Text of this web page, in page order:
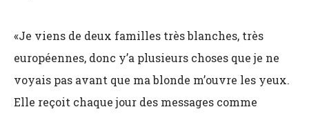
«Je viens de deux familles très blanches, très
européennes, donc y’a plusieurs choses que je ne
voyais pas avant que ma blonde m’ouvre les yeux.
Elle reçoit chaque jour des messages comme